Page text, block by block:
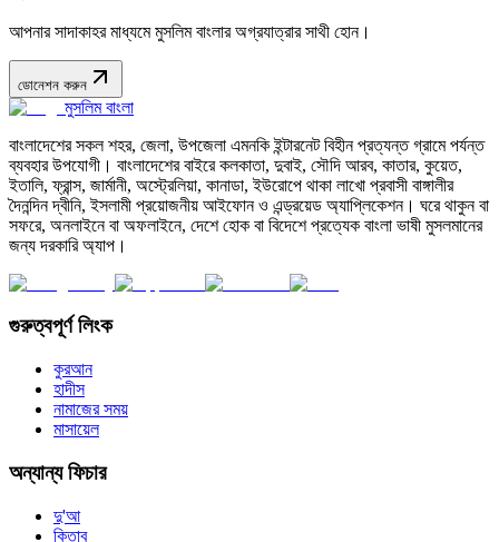
আপনার সাদাকাহর মাধ্যমে মুসলিম বাংলার অগ্রযাত্রার সাথী হোন।
ডোনেশন করুন
মুসলিম বাংলা
বাংলাদেশের সকল শহর, জেলা, উপজেলা এমনকি ইন্টারনেট বিহীন প্রত্যন্ত গ্রামে পর্যন্ত
ব্যবহার উপযোগী। বাংলাদেশের বাইরে কলকাতা, দুবাই, সৌদি আরব, কাতার, কুয়েত,
ইতালি, ফ্রান্স, জার্মানী, অস্ট্রেলিয়া, কানাডা, ইউরোপে থাকা লাখো প্রবাসী বাঙ্গালীর
দৈনন্দিন দ্বীনি, ইসলামী প্রয়োজনীয় আইফোন ও এন্ড্রয়েড অ্যাপ্লিকেশন। ঘরে থাকুন বা
সফরে, অনলাইনে বা অফলাইনে, দেশে হোক বা বিদেশে প্রত্যেক বাংলা ভাষী মুসলমানের
জন্য দরকারি অ্যাপ।
গুরুত্বপূর্ণ লিংক
কুরআন
হাদীস
নামাজের সময়
মাসায়েল
অন্যান্য ফিচার
দু'আ
কিতাব